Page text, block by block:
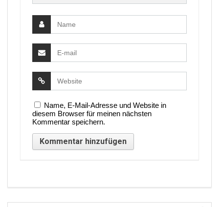
Name, E-Mail-Adresse und Website in
diesem Browser für meinen nächsten
Kommentar speichern.